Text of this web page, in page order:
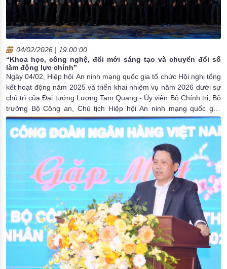
04/02/2026 | 19:00:00
“Khoa học, công nghệ, đổi mới sáng tạo và chuyển đổi số
làm động lực chính”
Ngày 04/02, Hiệp hội An ninh mạng quốc gia tổ chức Hội nghị tổng
kết hoạt động năm 2025 và triển khai nhiệm vụ năm 2026 dưới sự
chủ trì của Đại tướng Lương Tam Quang - Ủy viên Bộ Chính trị, Bộ
trưởng Bộ Công an, Chủ tịch Hiệp hội An ninh mạng quốc gia.
Nhấn mạnh định hướng lớn từ Đại hội XIV của Đảng với yêu cầu
“xác lập mô hình tăng trưởng mới, lấy khoa học, công nghệ, đổi
mới sáng tạo và chuyển đổi số làm động lực chính”, Đại tướng
Lương Tam Quang cho rằng đây vừa là trách nhiệm lớn, vừa là cơ
hội lịch sử đối với Hiệp hội An ninh mạng quốc gia và từng hội